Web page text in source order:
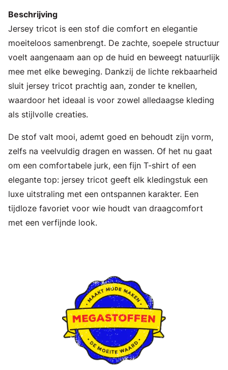
Beschrijving
Jersey tricot is een stof die comfort en elegantie
moeiteloos samenbrengt. De zachte, soepele structuur
voelt aangenaam aan op de huid en beweegt natuurlijk
mee met elke beweging. Dankzij de lichte rekbaarheid
sluit jersey tricot prachtig aan, zonder te knellen,
waardoor het ideaal is voor zowel alledaagse kleding
als stijlvolle creaties.
De stof valt mooi, ademt goed en behoudt zijn vorm,
zelfs na veelvuldig dragen en wassen. Of het nu gaat
om een comfortabele jurk, een fijn T-shirt of een
elegante top: jersey tricot geeft elk kledingstuk een
luxe uitstraling met een ontspannen karakter. Een
tijdloze favoriet voor wie houdt van draagcomfort
met een verfijnde look.